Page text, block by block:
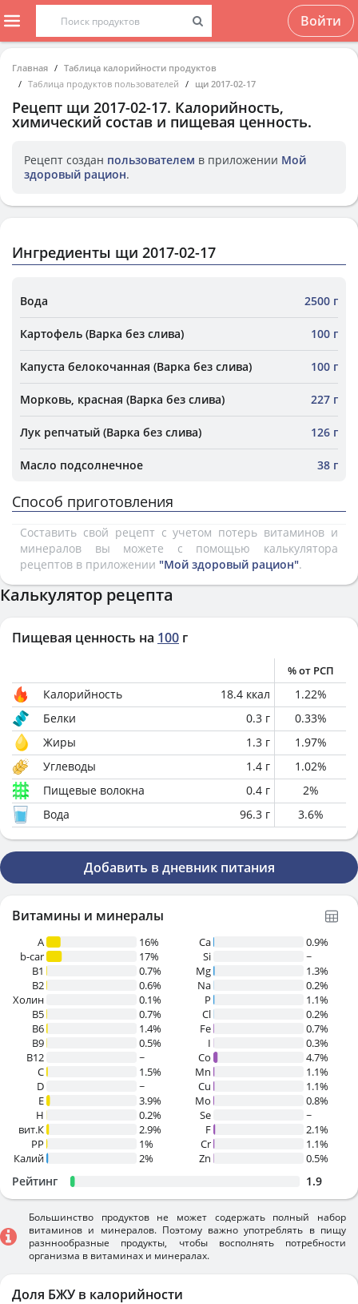
Войти
Главная
Таблица калорийности продуктов
Таблица продуктов пользователей
щи 2017-02-17
Рецепт щи 2017-02-17. Калорийность,
химический состав и пищевая ценность.
Рецепт создан пользователем в приложении Мой
здоровый рацион.
Ингредиенты щи 2017-02-17
Вода 2500 г
Картофель (Варка без слива) 100 г
Капуста белокочанная (Варка без слива) 100 г
Морковь, красная (Варка без слива) 227 г
Лук репчатый (Варка без слива) 126 г
Масло подсолнечное 38 г
Способ приготовления
Составить свой рецепт с учетом потерь витаминов и
минералов вы можете с помощью калькулятора
рецептов в приложении "Мой здоровый рацион".
Калькулятор рецепта
Пищевая ценность на 100 г
% от РСП
Калорийность 18.4 ккал 1.22%
Белки
0.3 г 0.33%
Жиры
1.3 г 1.97%
Углеводы
1.4 г 1.02%
Пищевые волокна
0.4 г 2%
Вода
96.3 г 3.6%
Добавить в дневник питания
Витамины и минералы
A
16%
b-car
17%
В1
0.7%
B2
0.6%
Холин
0.1%
B5
0.7%
B6
1.4%
B9
0.5%
B12
~
C
1.5%
D
~
E
3.9%
H
0.2%
вит.К
2.9%
PP
1%
Калий
2%
Ca
0.9%
Si
~
Mg
1.3%
Na
0.2%
P
1.1%
Cl
0.2%
Fe
0.7%
I
0.3%
Co
4.7%
Mn
1.1%
Cu
1.1%
Mo
0.8%
Se
~
F
2.1%
Cr
1.1%
Zn
0.5%
Рейтинг 1.9
Большинство продуктов не может содержать полный набор
витаминов и минералов. Поэтому важно употреблять в пищу
разннообразные продукты, чтобы восполнять потребности
организма в витаминах и минералах.
Доля БЖУ в калорийности